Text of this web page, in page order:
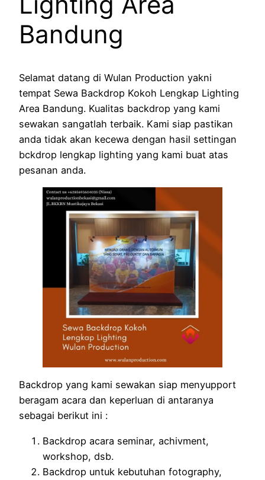
Bandung
Selamat datang di Wulan Production yakni
tempat Sewa Backdrop Kokoh Lengkap Lighting
Area Bandung. Kualitas backdrop yang kami
sewakan sangatlah terbaik. Kami siap pastikan
anda tidak akan kecewa dengan hasil settingan
bckdrop lengkap lighting yang kami buat atas
pesanan anda.
Backdrop yang kami sewakan siap menyupport
beragam acara dan keperluan di antaranya
sebagai berikut ini :
Backdrop acara seminar, achivment,
workshop, dsb.
Backdrop untuk kebutuhan fotography,